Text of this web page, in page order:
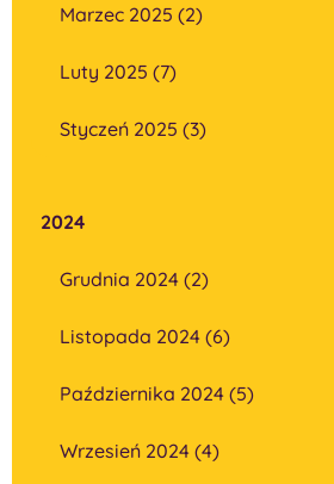
Marzec 2025 (2)
Luty 2025 (7)
Styczeń 2025 (3)
2024
Grudnia 2024 (2)
Listopada 2024 (6)
Października 2024 (5)
Wrzesień 2024 (4)